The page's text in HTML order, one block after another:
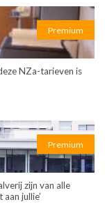
Premium
NZa-tarieven is
Premium
zijn van alle
jullie’